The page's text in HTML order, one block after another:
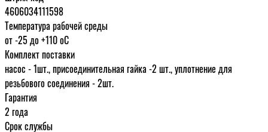
4606034111598
Температура рабочей среды
от -25 до +110 oC
Комплект поставки
насос - 1шт., присоединительная гайка -2 шт., уплотнение для
резьбового соединения - 2шт.
Гарантия
2 года
Срок службы